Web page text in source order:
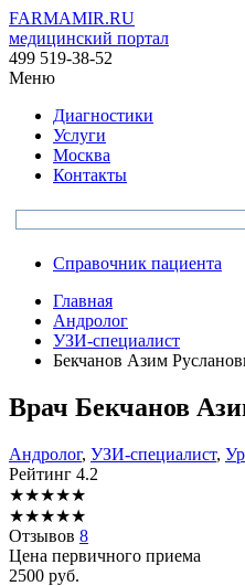
FARMAMIR.RU
медицинский портал
499 519-38-52
Меню
Диагностики
Услуги
Москва
Контакты
Справочник пациента
Главная
Андролог
УЗИ-специалист
Бекчанов Азим
Врач Бекчанов
Андролог, УЗИ-специалист,
Рейтинг 4.2
★★★★★
★★★★★
Отзывов 8
Цена первичного приема
2500 руб.